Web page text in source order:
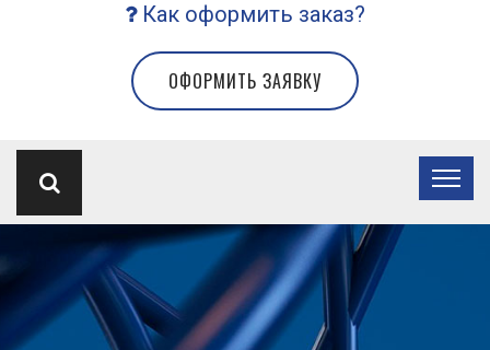
Как оформить заказ?
ОФОРМИТЬ ЗАЯВКУ